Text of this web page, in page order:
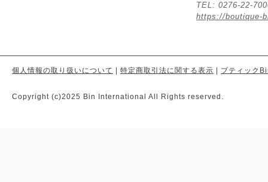
TEL: 0276-22-
https://boutique-
個人情報の取り扱いについて 特定商取引法に関する表示 ブティック
Copyright (c)2025 Bin International All Rights reserved.